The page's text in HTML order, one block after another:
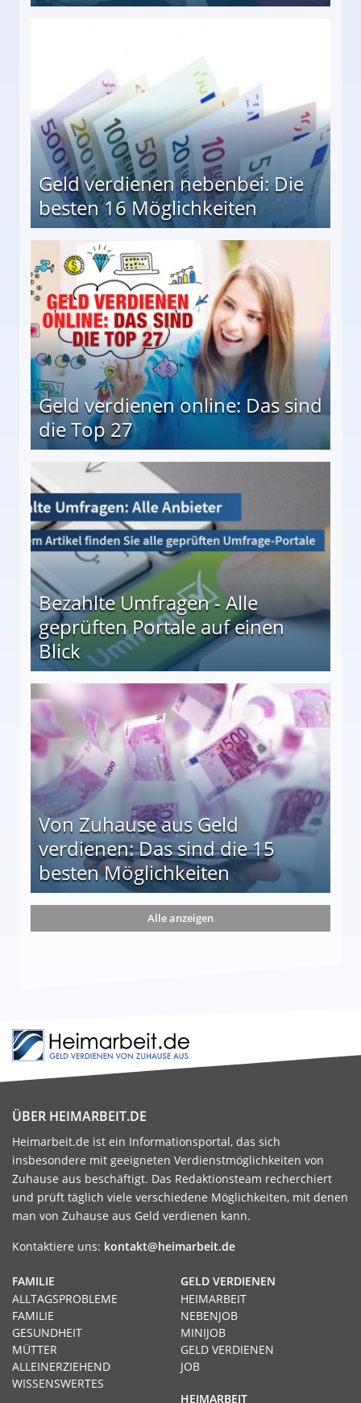
Geld verdienen nebenbei: Die
besten 16 Möglichkeiten
Geld verdienen online: Das sind
die Top 27
Bezahlte Umfragen - Alle
geprüften Portale auf einen
Blick
auf einen Blick
Von Zuhause aus Geld
verdienen: Das sind die 15
besten Möglichkeiten
die 15 besten Möglichkeiten
Alle anzeigen
ÜBER HEIMARBEIT.DE
Heimarbeit.de ist ein Informationsportal, das sich
insbesondere mit geeigneten Verdienstmöglichkeiten von
Zuhause aus beschäftigt. Das Redaktionsteam recherchiert
und prüft täglich viele verschiedene Möglichkeiten, mit denen
man von Zuhause aus Geld verdienen kann.
Kontaktiere uns: kontakt@heimarbeit.de
GELD VERDIENEN
HEIMARBEIT
NEBENJOB
MINIJOB
GELD VERDIENEN
JOB
HEIMARBEIT
FAMILIE
ALLTAGSPROBLEME
FAMILIE
GESUNDHEIT
MÜTTER
ALLEINERZIEHEND
WISSENSWERTES